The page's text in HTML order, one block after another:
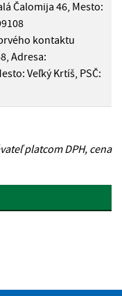
Čalomija 46, Mesto:
kontaktu
Adresa:
Veľký Krtíš, PSČ:
platcom DPH, cena